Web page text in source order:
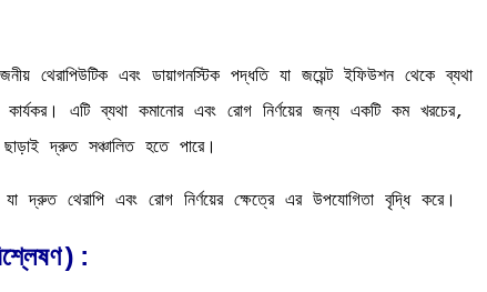
থেরাপিউটিক এবং ডায়াগনস্টিক পদ্ধতি যা জয়েন্ট ইফিউশন থেকে ব্যথা
এটি ব্যথা কমানোর এবং রোগ নির্ণয়ের জন্য একটি কম খরচের,
দ্রুত সঞ্চালিত হতে পারে।
দ্রুত থেরাপি এবং রোগ নির্ণয়ের ক্ষেত্রে এর উপযোগিতা বৃদ্ধি করে।